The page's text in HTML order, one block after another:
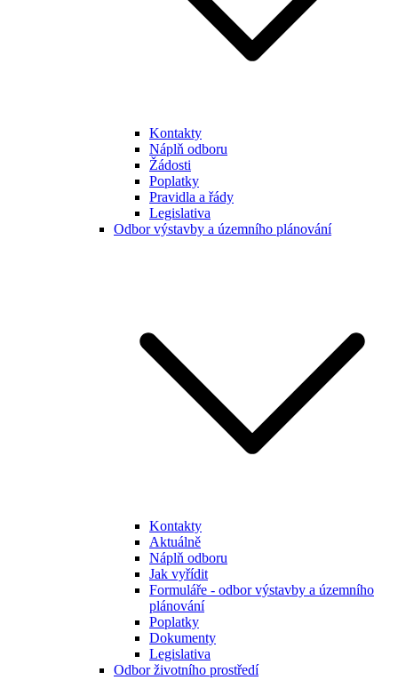
Kontakty
Náplň odboru
Žádosti
Poplatky
Pravidla a řády
Legislativa
Odbor výstavby a územního plánování
Kontakty
Aktuálně
Náplň odboru
Jak vyřídit
Formuláře - odbor výstavby a územního
plánování
Poplatky
Dokumenty
Legislativa
Odbor životního prostředí